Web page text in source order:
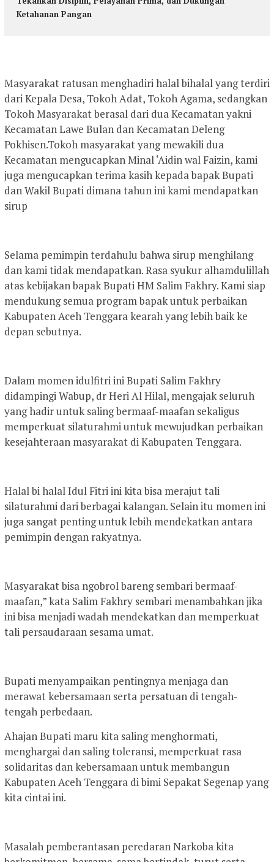
Ketahanan Pangan
Masyarakat ratusan menghadiri halal bihalal yang terdiri
dari Kepala Desa, Tokoh Adat, Tokoh Agama, sedangkan
Tokoh Masyarakat berasal dari dua Kecamatan yakni
Kecamatan Lawe Bulan dan Kecamatan Deleng
Pokhisen.Tokoh masyarakat yang mewakili dua
Kecamatan mengucapkan Minal ‘Aidin wal Faizin, kami
juga mengucapkan terima kasih kepada bapak Bupati
dan Wakil Bupati dimana tahun ini kami mendapatkan
sirup
Selama pemimpin terdahulu bahwa sirup menghilang
dan kami tidak mendapatkan. Rasa syukur alhamdulillah
atas kebijakan bapak Bupati HM Salim Fakhry. Kami siap
mendukung semua program bapak untuk perbaikan
Kabupaten Aceh Tenggara kearah yang lebih baik ke
depan sebutnya.
Dalam momen idulfitri ini Bupati Salim Fakhry
didampingi Wabup, dr Heri Al Hilal, mengajak seluruh
yang hadir untuk saling bermaaf-maafan sekaligus
memperkuat silaturahmi untuk mewujudkan perbaikan
kesejahteraan masyarakat di Kabupaten Tenggara.
Halal bi halal Idul Fitri ini kita bisa merajut tali
silaturahmi dari berbagai kalangan. Selain itu momen ini
juga sangat penting untuk lebih mendekatkan antara
pemimpin dengan rakyatnya.
Masyarakat bisa ngobrol bareng sembari bermaaf-
maafan,” kata Salim Fakhry sembari menambahkan jika
ini bisa menjadi wadah mendekatkan dan memperkuat
tali persaudaraan sesama umat.
Bupati menyampaikan pentingnya menjaga dan
merawat kebersamaan serta persatuan di tengah-
tengah perbedaan.
Ahajan Bupati maru kita saling menghormati,
menghargai dan saling toleransi, memperkuat rasa
solidaritas dan kebersamaan untuk membangun
Kabupaten Aceh Tenggara di bimi Sepakat Segenap yang
kita cintai ini.
Masalah pemberantasan peredaran Narkoba kita